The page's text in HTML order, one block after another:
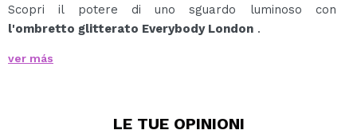
Scopri il potere di uno sguardo luminoso con
l'ombretto glitterato Everybody London .
abbagliante senza base colorata, lasciando solo
Leggero, confortevole e facile da applicare, questo
ver más
LE TUE OPINIONI